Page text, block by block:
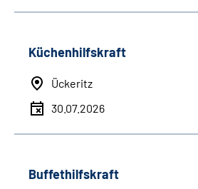
Küchenhilfskraft
Ückeritz
30.07.2026
Buffethilfskraft